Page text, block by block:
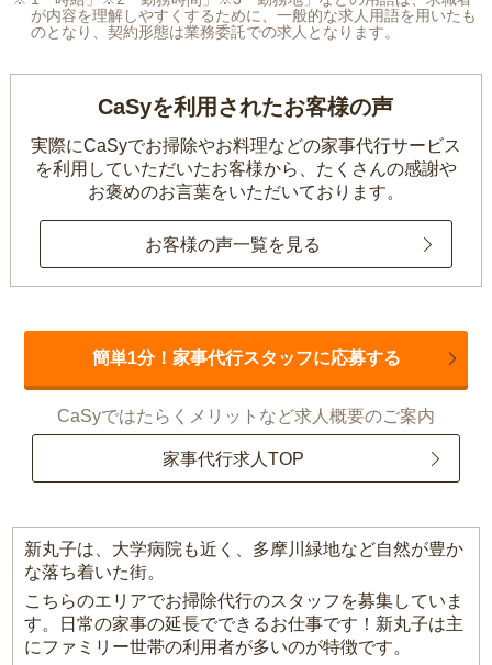
が内容を理解しやすくするために、一般的な求人用語を用いたも
のとなり、契約形態は業務委託での求人となります。
CaSyを利用されたお客様の声
実際にCaSyでお掃除やお料理などの家事代行サービス
を利用していただいたお客様から、 たくさんの感謝や
お褒めのお言葉をいただいております。
お客様の声一覧を見る
簡単1分！家事代行スタッフに応募する
CaSyではたらくメリットなど求人概要のご案内
家事代行求人TOP
新丸子は、大学病院も近く、多摩川緑地など自然が豊か
な落ち着いた街。
こちらのエリアでお掃除代行のスタッフを募集していま
す。日常の家事の延長でできるお仕事です！新丸子は主
にファミリー世帯の利用者が多いのが特徴です。